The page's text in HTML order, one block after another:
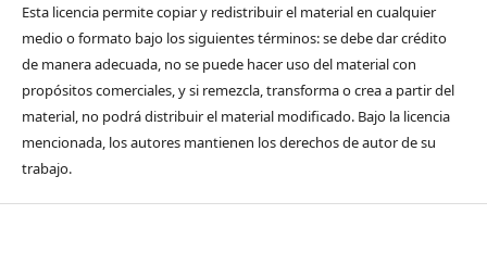
Esta licencia permite copiar y redistribuir el material en cualquier
medio o formato bajo los siguientes términos: se debe dar crédito
de manera adecuada, no se puede hacer uso del material con
propósitos comerciales, y si remezcla, transforma o crea a partir del
material, no podrá distribuir el material modificado. Bajo la licencia
mencionada, los autores mantienen los derechos de autor de su
trabajo.